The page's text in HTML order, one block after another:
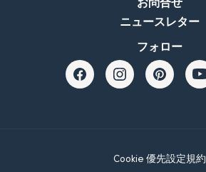
お問合せ
ニュースレター
フォロー
Cookie 優先設定規約